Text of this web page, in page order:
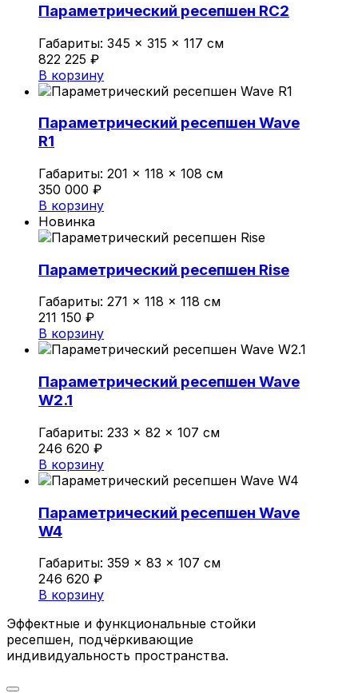
Параметрический ресепшен RC2
Габариты: 345 × 315 × 117 см
822 225 ₽
В корзину
Параметрический ресепшен Wave
R1
Габариты: 201 × 118 × 108 см
350 000 ₽
В корзину
Новинка
Параметрический ресепшен Rise
Габариты: 271 × 118 × 118 см
211 150 ₽
В корзину
Параметрический ресепшен Wave
W2.1
Габариты: 233 × 82 × 107 см
246 620 ₽
В корзину
Параметрический ресепшен Wave
W4
Габариты: 359 × 83 × 107 см
246 620 ₽
В корзину
Эффектные и функциональные стойки
ресепшен, подчёркивающие
индивидуальность пространства.